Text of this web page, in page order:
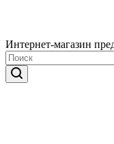
Интернет-магазин